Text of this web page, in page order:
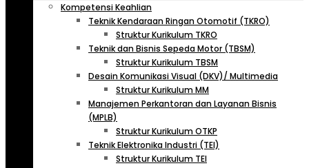
Kompetensi Keahlian
Teknik Kendaraan Ringan Otomotif (TKRO)
Struktur Kurikulum TKRO
Teknik dan Bisnis Sepeda Motor (TBSM)
Struktur Kurikulum TBSM
Desain Komunikasi Visual (DKV)/ Multimedia
Struktur Kurikulum MM
Manajemen Perkantoran dan Layanan Bisnis
(MPLB)
Struktur Kurikulum OTKP
Teknik Elektronika Industri (TEI)
Struktur Kurikulum TEI